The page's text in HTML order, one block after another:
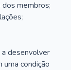
membros;
desenvolver
condição